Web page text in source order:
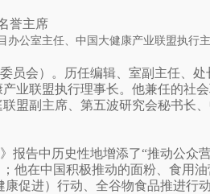
誉主席
公室主任、中国大健康产业联盟执行主
员会）。历任编辑、室副主任、
业联盟执行理事长。他兼任的社
盟副主席、第五波研究会秘书长
报告中历史性地增添了“推动公众
他在中国积极推动的面粉、食用
促进）行动、全谷物食品推进行